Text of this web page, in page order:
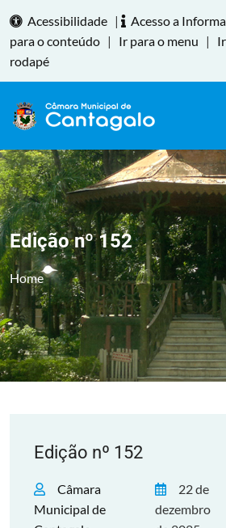
Acessibilidade | Acesso a
para o conteúdo | Ir para o menu |
rodapé
Edição nº 152
Home
Edição nº 152
Câmara
Municipal de
22 de
dezembro